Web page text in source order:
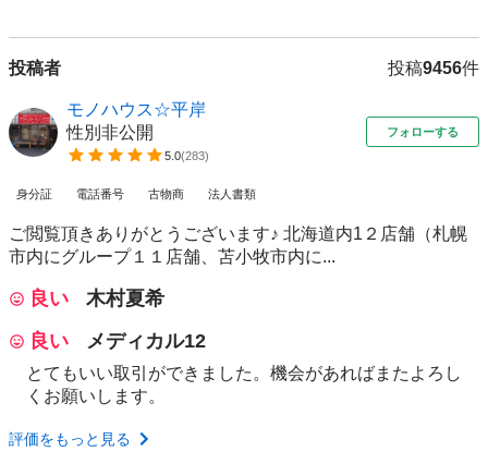
投稿者 投稿9456件
モノハウス☆平岸
性別非公開
5.0(283)
フォローする
身分証 電話番号 古物商 法人書類
ご閲覧頂きありがとうございます♪ 北海道内1２店舗（札幌
市内にグループ１１店舗、苫小牧市内に...
良い
木村夏希
良い
メディカル12
とてもいい取引ができました。機会があればまたよろし
くお願いします。
評価をもっと見る